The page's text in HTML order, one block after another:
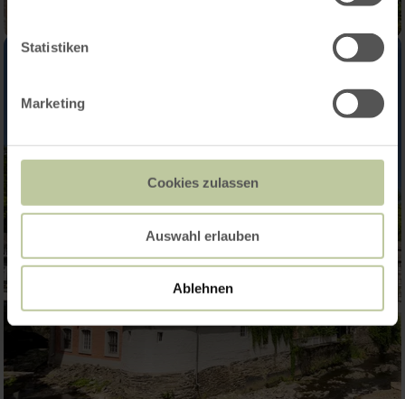
Statistiken
Marketing
Cookies zulassen
Auswahl erlauben
Ablehnen